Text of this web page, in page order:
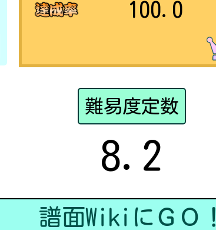
100.0
難易度定数
8.2
譜面WikiにＧＯ！